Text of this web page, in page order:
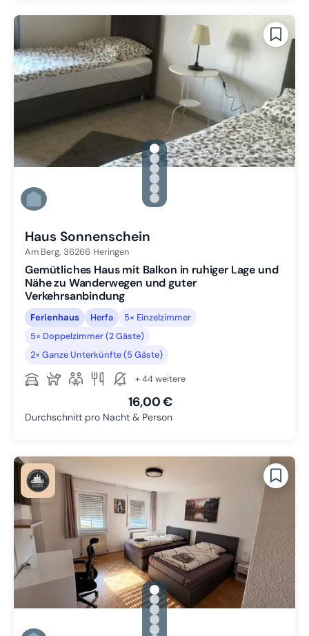
gallery.slide_selector
Zu Slide 1 wechseln
Zu Slide 2 wechseln
Zu Slide 3 wechseln
Zu Slide 4 wechseln
Zu Slide 5 wechseln
Zu Slide 6 wechseln
Haus Sonnenschein
Am Berg, 36266 Heringen
Gemütliches Haus mit Balkon in ruhiger Lage und
Nähe zu Wanderwegen und guter
Verkehrsanbindung
Ferienhaus Herfa
5× Einzelzimmer
5× Doppelzimmer (2 Gäste)
2× Ganze Unterkünfte (5 Gäste)
+ 44 weitere
16,00 €
Durchschnitt pro Nacht & Person
gallery.slide_selector
Zu Slide 1 wechseln
Zu Slide 2 wechseln
Zu Slide 3 wechseln
Zu Slide 4 wechseln